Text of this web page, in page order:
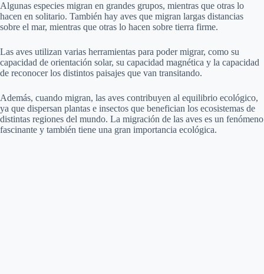
Algunas especies migran en grandes grupos, mientras que otras lo
hacen en solitario. También hay aves que migran largas distancias
sobre el mar, mientras que otras lo hacen sobre tierra firme.
Las aves utilizan varias herramientas para poder migrar, como su
capacidad de orientación solar, su capacidad magnética y la capacidad
de reconocer los distintos paisajes que van transitando.
Además, cuando migran, las aves contribuyen al equilibrio ecológico,
ya que dispersan plantas e insectos que benefician los ecosistemas de
distintas regiones del mundo. La migración de las aves es un fenómeno
fascinante y también tiene una gran importancia ecológica.